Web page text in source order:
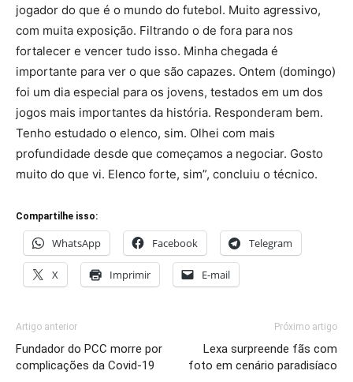
jogador do que é o mundo do futebol. Muito agressivo,
com muita exposição. Filtrando o de fora para nos
fortalecer e vencer tudo isso. Minha chegada é
importante para ver o que são capazes. Ontem (domingo)
foi um dia especial para os jovens, testados em um dos
jogos mais importantes da história. Responderam bem.
Tenho estudado o elenco, sim. Olhei com mais
profundidade desde que começamos a negociar. Gosto
muito do que vi. Elenco forte, sim”, concluiu o técnico.
Compartilhe isso:
WhatsApp Facebook Telegram
X Imprimir E-mail
Artigo anterior
Fundador do PCC morre por
complicações da Covid-19
Próximo artigo
Lexa surpreende fãs com
foto em cenário paradisíaco